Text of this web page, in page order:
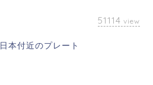
51114 view
日本付近のプレート